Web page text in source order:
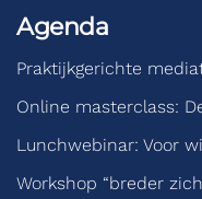
Agenda
Praktijkgerichte
Online masterclass:
Lunchwebinar: Voor
Workshop “breder